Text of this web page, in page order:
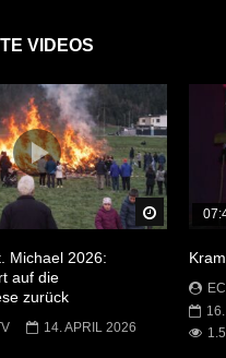
VIDEOS
Später
Michael 2026:
auf die
zurück
14. APRIL 2026